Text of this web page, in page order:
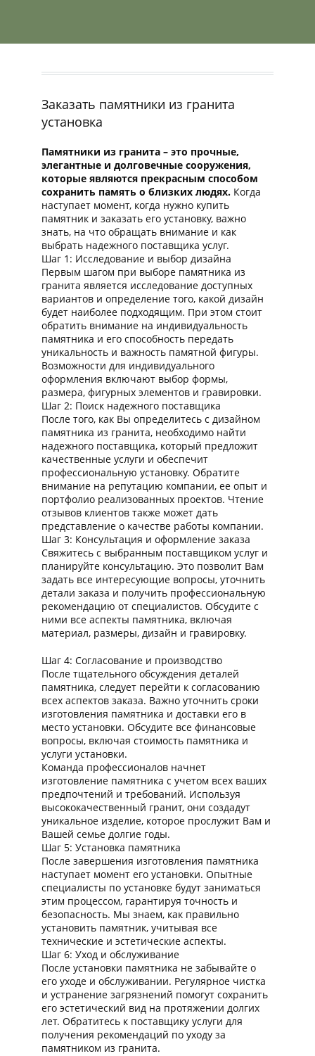
Заказать памятники из гранита
установка
Памятники из гранита – это прочные,
элегантные и долговечные сооружения,
которые являются прекрасным способом
сохранить память о близких людях. Когда
наступает момент, когда нужно купить
памятник и заказать его установку, важно
знать, на что обращать внимание и как
выбрать надежного поставщика услуг.
Шаг 1: Исследование и выбор дизайна
Первым шагом при выборе памятника из
гранита является исследование доступных
вариантов и определение того, какой дизайн
будет наиболее подходящим. При этом стоит
обратить внимание на индивидуальность
памятника и его способность передать
уникальность и важность памятной фигуры.
Возможности для индивидуального
оформления включают выбор формы,
размера, фигурных элементов и гравировки.
Шаг 2: Поиск надежного поставщика
После того, как Вы определитесь с дизайном
памятника из гранита, необходимо найти
надежного поставщика, который предложит
качественные услуги и обеспечит
профессиональную установку. Обратите
внимание на репутацию компании, ее опыт и
портфолио реализованных проектов. Чтение
отзывов клиентов также может дать
представление о качестве работы компании.
Шаг 3: Консультация и оформление заказа
Свяжитесь с выбранным поставщиком услуг и
планируйте консультацию. Это позволит Вам
задать все интересующие вопросы, уточнить
детали заказа и получить профессиональную
рекомендацию от специалистов. Обсудите с
ними все аспекты памятника, включая
материал, размеры, дизайн и гравировку.
Шаг 4: Согласование и производство
После тщательного обсуждения деталей
памятника, следует перейти к согласованию
всех аспектов заказа. Важно уточнить сроки
изготовления памятника и доставки его в
место установки. Обсудите все финансовые
вопросы, включая стоимость памятника и
услуги установки.
Команда профессионалов начнет
изготовление памятника с учетом всех ваших
предпочтений и требований. Используя
высококачественный гранит, они создадут
уникальное изделие, которое прослужит Вам и
Вашей семье долгие годы.
Шаг 5: Установка памятника
После завершения изготовления памятника
наступает момент его установки. Опытные
специалисты по установке будут заниматься
этим процессом, гарантируя точность и
безопасность. Мы знаем, как правильно
установить памятник, учитывая все
технические и эстетические аспекты.
Шаг 6: Уход и обслуживание
После установки памятника не забывайте о
его уходе и обслуживании. Регулярное чистка
и устранение загрязнений помогут сохранить
его эстетический вид на протяжении долгих
лет. Обратитесь к поставщику услуги для
получения рекомендаций по уходу за
памятником из гранита.